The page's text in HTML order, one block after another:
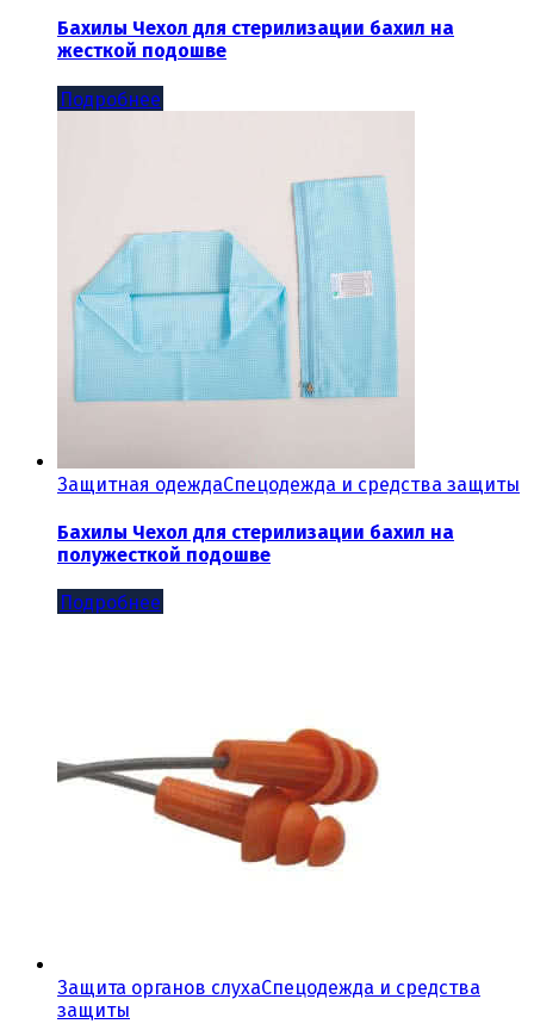
Бахилы Чехол для стерилизации бахил на
жесткой подошве
Подробнее
Защитная одеждаСпецодежда и средства защиты
Бахилы Чехол для стерилизации бахил на
полужесткой подошве
Подробнее
Защита органов слухаСпецодежда и средства
защиты